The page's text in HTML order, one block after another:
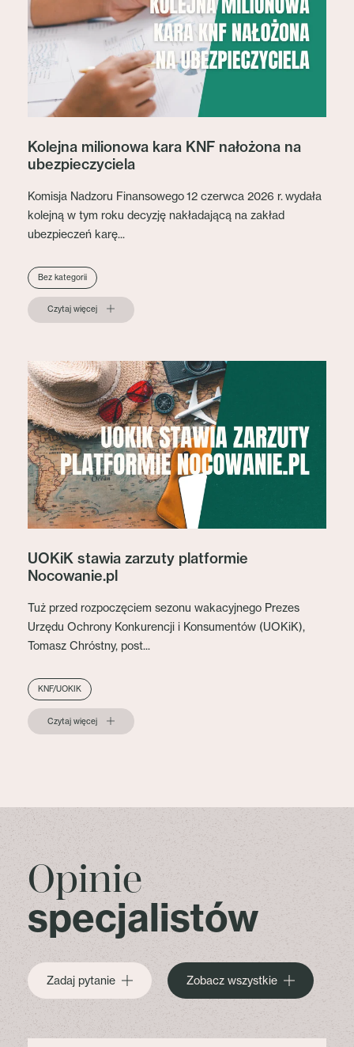
Kolejna milionowa kara KNF nałożona na
ubezpieczyciela
Komisja Nadzoru Finansowego 12 czerwca 2026 r. wydała
kolejną w tym roku decyzję nakładającą na zakład
ubezpieczeń karę...
Bez kategorii
Czytaj więcej
UOKiK stawia zarzuty platformie
Nocowanie.pl
Tuż przed rozpoczęciem sezonu wakacyjnego Prezes
Urzędu Ochrony Konkurencji i Konsumentów (UOKiK),
Tomasz Chróstny, post...
KNF/UOKIK
Czytaj więcej
Opinie
specjalistów
Zadaj pytanie Zobacz wszystkie